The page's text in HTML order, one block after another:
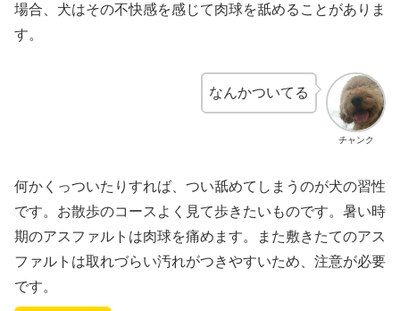
場合、犬はその不快感を感じて肉球を舐めることがありま
す。
チャンク
なんかついてる
何かくっついたりすれば、つい舐めてしまうのが犬の習性
です。お散歩のコースよく見て歩きたいものです。暑い時
期のアスファルトは肉球を痛めます。また敷きたてのアス
ファルトは取れづらい汚れがつきやすいため、注意が必要
です。